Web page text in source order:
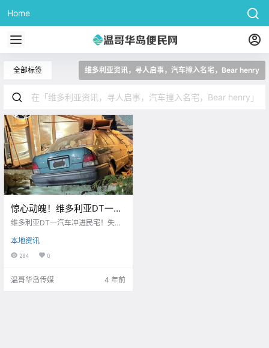
Home
全部标签 维多利亚资讯，寻人启事，汽车撞入名宅，Bear henry
惊心动魄！维多利亚DT一汽
车冲进民宅，所幸屋主毫发
找到啦！！
维多利亚DT一汽车冲进民宅！失踪
本地资讯
284 0
温哥华岛传媒 4 年前